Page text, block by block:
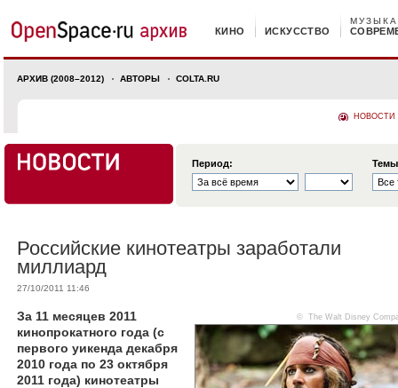
КИНО ИСКУССТВО
МУЗЫКА
АРХИВ (2008–2012) АВТОРЫ COLTA.RU
НОВОСТИ
Период:
Российские кинотеатры заработали
миллиард
27/10/2011 11:46
© The Walt Disney
За 11 месяцев 2011
кинопрокатного года (с
первого уикенда декабря
2010 года по 23 октября
2011 года) кинотеатры